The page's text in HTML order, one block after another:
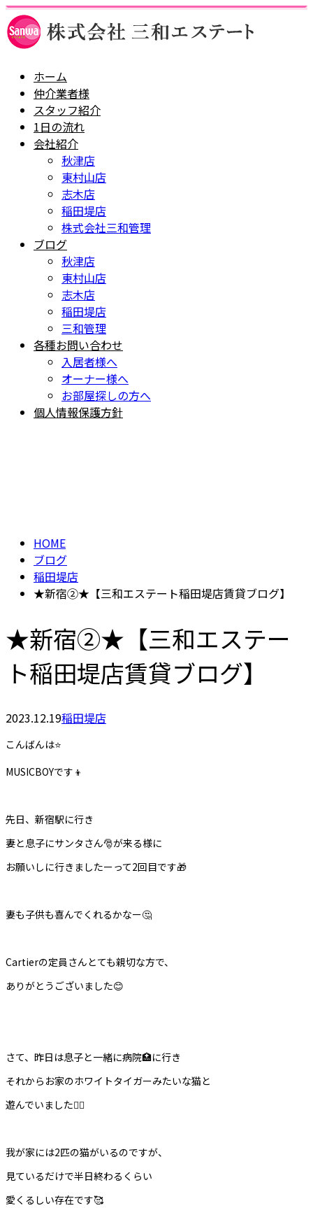
ホーム
仲介業者様
スタッフ紹介
1日の流れ
会社紹介
秋津店
東村山店
志木店
稲田堤店
株式会社三和管理
ブログ
秋津店
東村山店
志木店
稲田堤店
三和管理
各種お問い合わせ
入居者様へ
オーナー様へ
お部屋探しの方へ
個人情報保護方針
HOME
ブログ
稲田堤店
★新宿②★【三和エステート稲田堤店賃貸ブログ】
★新宿②★【三和エステー
ト稲田堤店賃貸ブログ】
2023.12.19稲田堤店
こんばんは⭐️
MUSICBOYです👦
先日、新宿駅に行き
妻と息子にサンタさん🎅が来る様に
お願いしに行きましたーって2回目です🎁
妻も子供も喜んでくれるかなー🤔
Cartierの定員さんとても親切な方で、
ありがとうございました😊
さて、昨日は息子と一緒に病院🏥に行き
それからお家のホワイトタイガーみたいな猫と
遊んでいました🙋‍♂️
我が家には2匹の猫がいるのですが、
見ているだけで半日終わるくらい
愛くるしい存在です🥰